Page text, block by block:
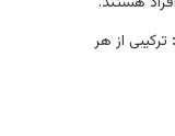
ترکیبی از هر